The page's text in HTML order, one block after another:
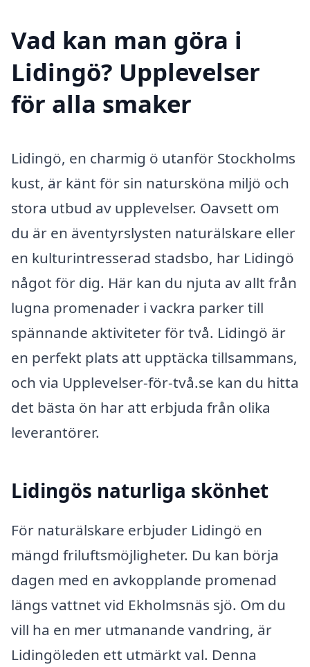
Vad kan man göra i
Lidingö? Upplevelser
för alla smaker
Lidingö, en charmig ö utanför Stockholms
kust, är känt för sin natursköna miljö och
stora utbud av upplevelser. Oavsett om
du är en äventyrslysten naturälskare eller
en kulturintresserad stadsbo, har Lidingö
något för dig. Här kan du njuta av allt från
lugna promenader i vackra parker till
spännande aktiviteter för två. Lidingö är
en perfekt plats att upptäcka tillsammans,
och via Upplevelser-för-två.se kan du hitta
det bästa ön har att erbjuda från olika
leverantörer.
Lidingös naturliga skönhet
För naturälskare erbjuder Lidingö en
mängd friluftsmöjligheter. Du kan börja
dagen med en avkopplande promenad
längs vattnet vid Ekholmsnäs sjö. Om du
vill ha en mer utmanande vandring, är
Lidingöleden ett utmärkt val. Denna